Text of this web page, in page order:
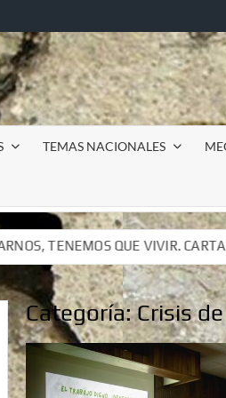
TEMAS NACIONALES
DEL SUBCOMANDANTE
DEL SUBCOMANDANTE
Categoría:Crisis